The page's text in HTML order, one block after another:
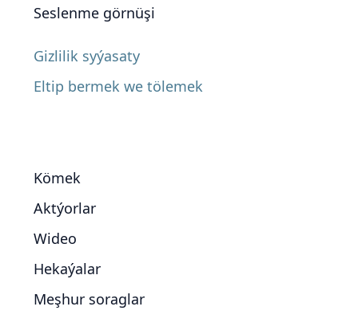
Seslenme görnüşi
Gizlilik syýasaty
Eltip bermek we tölemek
Kömek
Aktýorlar
Wideo
Hekaýalar
Meşhur soraglar